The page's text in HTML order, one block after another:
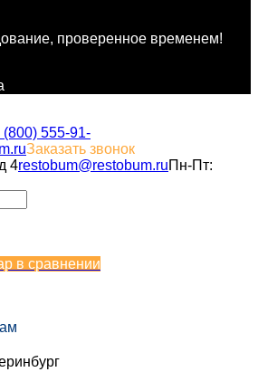
проверенное временем!
(800) 555-91-
Заказать звонок
4restobum@restobum.ruПн-Пт:
в сравнении